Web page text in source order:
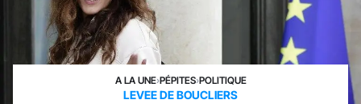
A LA UNE›PÉPITES›POLITIQUE
LEVEE DE BOUCLIERS